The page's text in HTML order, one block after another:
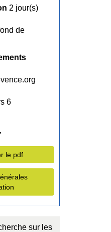
2 jour(s)
de
6
le pdf
sur les